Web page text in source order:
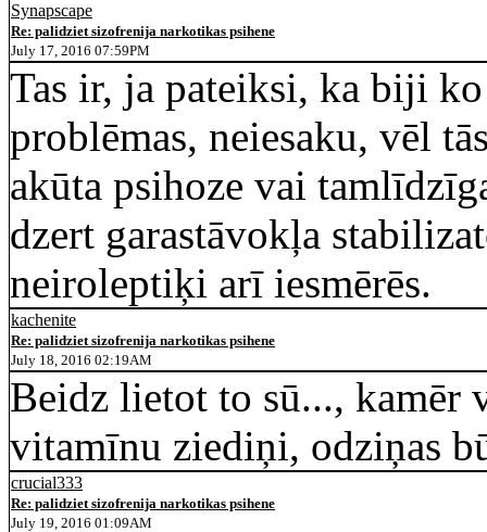
Synapscape
Re: palidziet sizofrenija narkotikas psihene
July 17, 2016 07:59PM
Tas ir, ja pateiksi, ka biji
problēmas, neiesaku, vēl
akūta psihoze vai
dzert garastāvokļa
neiroleptiķi arī iesmērēs.
kachenite
Re: palidziet sizofrenija narkotikas psihene
July 18, 2016 02:19AM
Beidz lietot to sū..., kamēr
vitamīnu ziediņi, odziņas
crucial333
Re: palidziet sizofrenija narkotikas psihene
July 19, 2016 01:09AM